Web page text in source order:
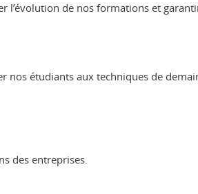
l’évolution de nos formations et
nos étudiants aux techniques de
des entreprises.